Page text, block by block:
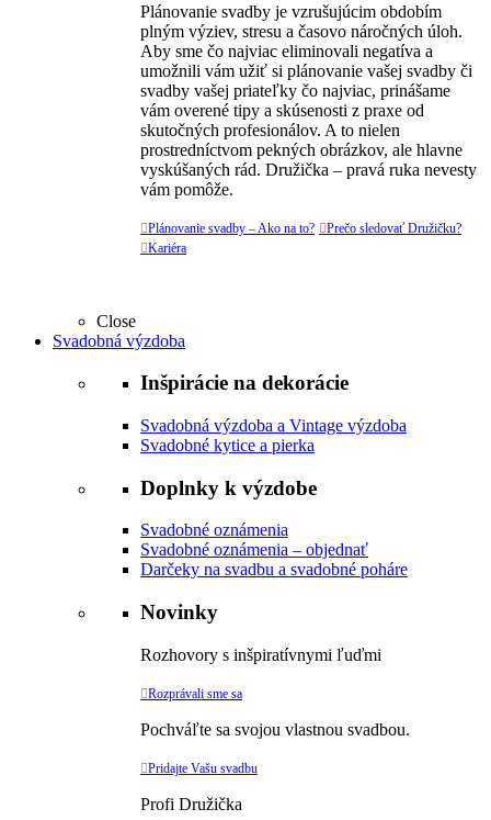
Plánovanie svadby je vzrušujúcim obdobím
plným výziev, stresu a časovo náročných úloh.
Aby sme čo najviac eliminovali negatíva a
umožnili vám užiť si plánovanie vašej svadby či
svadby vašej priateľky čo najviac, prinášame
vám overené tipy a skúsenosti z praxe od
skutočných profesionálov. A to nielen
prostredníctvom pekných obrázkov, ale hlavne
vyskúšaných rád. Družička – pravá ruka nevesty
vám pomôže.
Plánovanie svadby – Ako na to? Prečo sledovať Družičku?
Kariéra
Close
Svadobná výzdoba
Inšpirácie na dekorácie
Svadobná výzdoba a Vintage výzdoba
Svadobné kytice a pierka
Doplnky k výzdobe
Svadobné oznámenia
Svadobné oznámenia – objednať
Darčeky na svadbu a svadobné poháre
Novinky
Rozhovory s inšpiratívnymi ľuďmi
Rozprávali sme sa
Pochváľte sa svojou vlastnou svadbou.
Pridajte Vašu svadbu
Profi Družička